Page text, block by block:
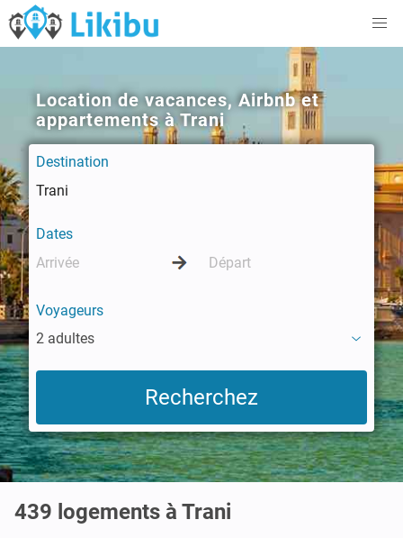
Location de vacances, Airbnb et
appartements à Trani
Destination
Dates
Voyageurs
2 adultes
439 logements à Trani